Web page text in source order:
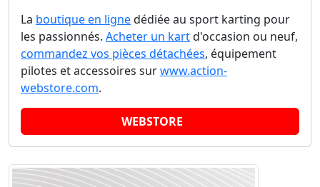
La boutique en lignedédiée au sport karting pour
les passionnés. Acheter un kartd'occasion ou neuf,
commandez vos pièces détachées, équipement
pilotes et accessoires surwww.action-
webstore.com.
WEBSTORE